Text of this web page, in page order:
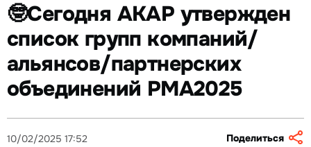
🤓Сегодня АКАР утвержден
список групп компаний/
альянсов/партнерских
объединений РМА2025
10/02/2025 17:52 Поделиться